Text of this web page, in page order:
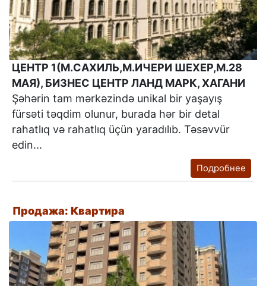
ЦЕНТР 1(М.САХИЛЬ,М.ИЧЕРИ ШЕХЕР,М.28
МАЯ), БИЗНЕС ЦЕНТР ЛАНД МАРК, ХАГАНИ
Şəhərin tam mərkəzində unikal bir yaşayış
fürsəti təqdim olunur, burada hər bir detal
rahatlıq və rahatlıq üçün yaradılıb. Təsəvvür
edin...
Подробнее
Продажа: Квартира